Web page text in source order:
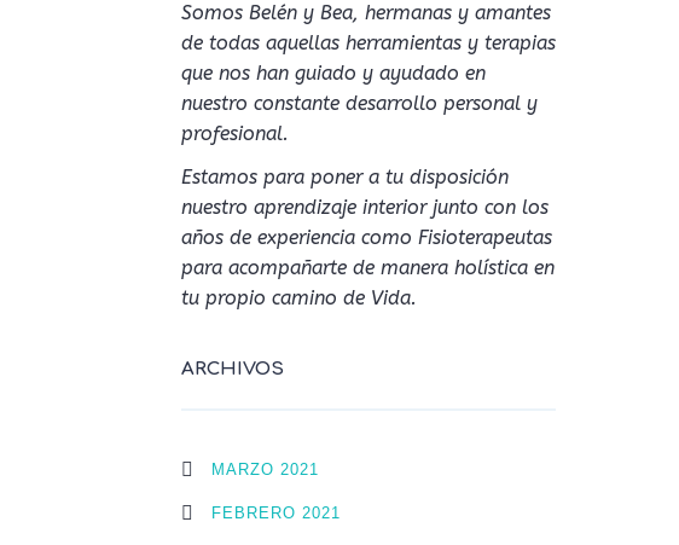
Somos Belén y Bea, hermanas y amantes
de todas aquellas herramientas y terapias
que nos han guiado y ayudado en
nuestro constante desarrollo personal y
profesional.
Estamos para poner a tu disposición
nuestro aprendizaje interior junto con los
años de experiencia como Fisioterapeutas
para acompañarte de manera holística en
tu propio camino de Vida.
ARCHIVOS
MARZO 2021
FEBRERO 2021